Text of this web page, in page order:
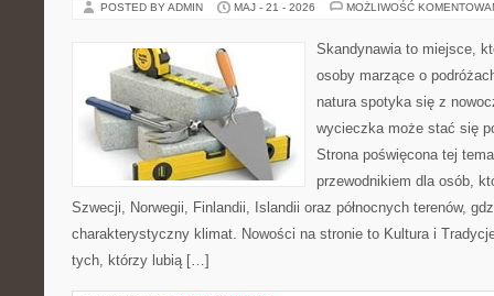
POSTED BY ADMIN MAJ - 21 - 2026 MOŻLIWOŚĆ
Skandynawia to miejsce,
osoby marzące o
natura spotyka się z
wycieczka może stać się
Strona poświęcona tej
przewodnikiem dla osób,
Szwecji, Norwegii, Finlandii, Islandii oraz północnych terenów,
charakterystyczny klimat. Nowości na stronie to Kultura i
tych, którzy lubią […]